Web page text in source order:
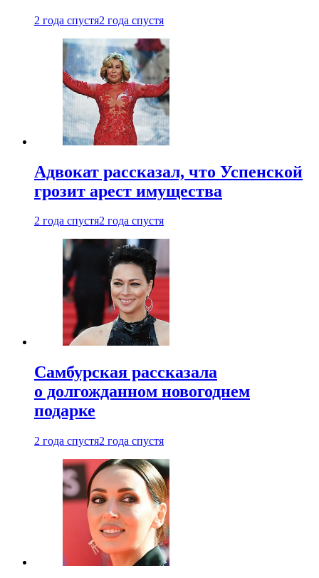
2 года спустя2 года спустя
Адвокат рассказал, что Успенской
грозит арест имущества
2 года спустя2 года спустя
Самбурская рассказала
о долгожданном новогоднем
подарке
2 года спустя2 года спустя